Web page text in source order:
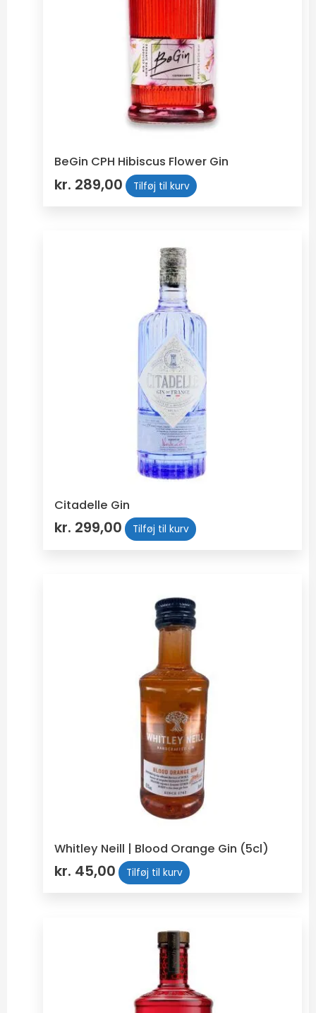
BeGin CPH Hibiscus Flower Gin
kr. 289,00 Tilføj til kurv
Citadelle Gin
kr. 299,00 Tilføj til kurv
Whitley Neill | Blood Orange Gin (5cl)
kr. 45,00 Tilføj til kurv